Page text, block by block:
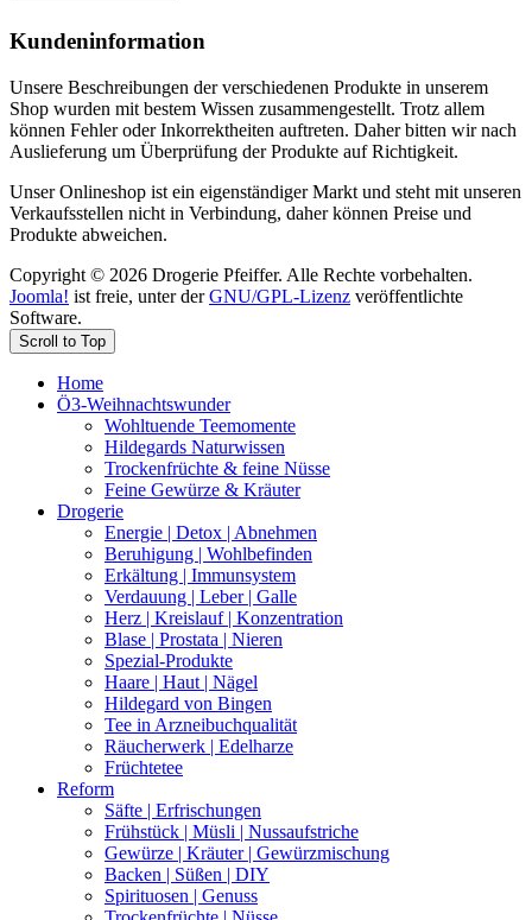
Kundeninformation
Unsere Beschreibungen der verschiedenen Produkte in unserem
Shop wurden mit bestem Wissen zusammengestellt. Trotz allem
können Fehler oder Inkorrektheiten auftreten. Daher bitten wir nach
Auslieferung um Überprüfung der Produkte auf Richtigkeit.
Unser Onlineshop ist ein eigenständiger Markt und steht mit unseren
Verkaufsstellen nicht in Verbindung, daher können Preise und
Produkte abweichen.
Copyright © 2026 Drogerie Pfeiffer. Alle Rechte vorbehalten.
Joomla! ist freie, unter derGNU/GPL-Lizenz veröffentlichte
Software.
Scroll to Top
Home
Ö3-Weihnachtswunder
Wohltuende Teemomente
Hildegards Naturwissen
Trockenfrüchte & feine Nüsse
Feine Gewürze & Kräuter
Drogerie
Energie | Detox | Abnehmen
Beruhigung | Wohlbefinden
Erkältung | Immunsystem
Verdauung | Leber | Galle
Herz | Kreislauf | Konzentration
Blase | Prostata | Nieren
Spezial-Produkte
Haare | Haut | Nägel
Hildegard von Bingen
Tee in Arzneibuchqualität
Räucherwerk | Edelharze
Früchtetee
Reform
Säfte | Erfrischungen
Frühstück | Müsli | Nussaufstriche
Gewürze | Kräuter | Gewürzmischung
Backen | Süßen | DIY
Spirituosen | Genuss